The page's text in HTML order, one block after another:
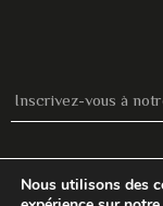
Nous utilisons des